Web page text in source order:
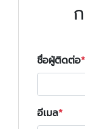
ชื่อผู้ติดต่อ
อีเมล